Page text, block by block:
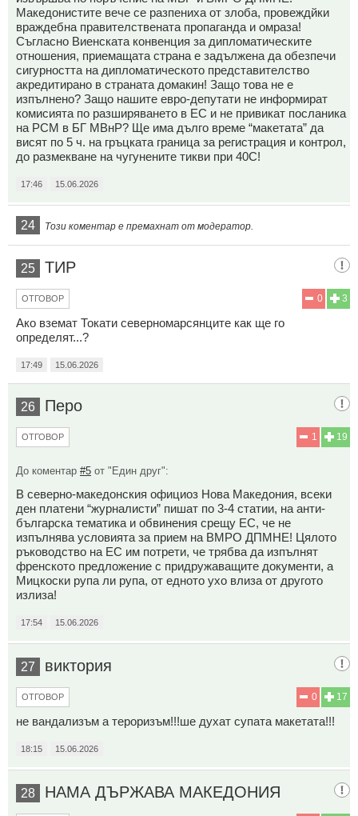
Македонистите вече се разпениха от злоба, провеждйки
враждебна правителствената пропаганда и омраза!
Съгласно Виенската конвенция за дипломатическите
отношения, приемащата страна е задължена да обезпечи
сигурността на дипломатическото представителство
акредитирано в страната домакин! Защо това не е
изпълнено? Защо нашите евро-депутати не информират
комисията по разширяването в ЕС и не привикат посланика
на РСМ в БГ МВнР? Ще има дълго време “макетата” да
висят по 5 ч. на гръцката граница за регистрация и контрол,
до размекване на чугунените тикви при 40С!
17:46 15.06.2026
24 Този коментар е премахнат от модератор.
25 ТИР
3
0
ОТГОВОР
Ако вземат Токати северномарсянците как ще го
определят...?
17:49 15.06.2026
26 Перо
19
1
ОТГОВОР
До коментар #5 от "Един друг":
В северно-македонския официоз Нова Македония, всеки
ден платени “журналисти” пишат по 3-4 статии, на анти-
българска тематика и обвинения срещу ЕС, че не
изпълнява условията за прием на ВМРО ДПМНЕ! Цялото
ръководство на ЕС им потрети, че трябва да изпълнят
френското предложение с придружаващите документи, а
Мицкоски рупа ли рупа, от едното ухо влиза от другото
излиза!
17:54 15.06.2026
27 виктория
17
0
ОТГОВОР
не вандализъм а тероризъм!!!ше духат супата макетата!!!
18:15 15.06.2026
28 НАМА ДЪРЖАВА МАКЕДОНИЯ